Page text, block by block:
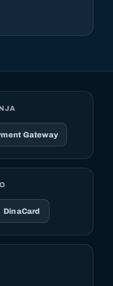
Gateway
DinaCard